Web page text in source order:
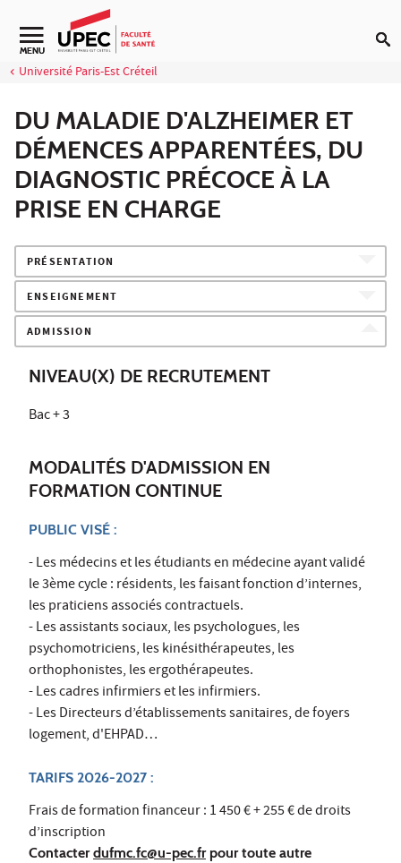
Aller au contenu
Navigation secondaire
MENU
Université Paris-Est Créteil
DU MALADIE D'ALZHEIMER ET
DÉMENCES APPARENTÉES, DU
DIAGNOSTIC PRÉCOCE À LA
PRISE EN CHARGE
PRÉSENTATION
ENSEIGNEMENT
ADMISSION
NIVEAU(X) DE RECRUTEMENT
Bac + 3
MODALITÉS D'ADMISSION EN
FORMATION CONTINUE
PUBLIC VISÉ :
- Les médecins et les étudiants en médecine ayant validé
le 3ème cycle : résidents, les faisant fonction d’internes,
les praticiens associés contractuels.
- Les assistants sociaux, les psychologues, les
psychomotriciens, les kinésithérapeutes, les
orthophonistes, les ergothérapeutes.
- Les cadres infirmiers et les infirmiers.
- Les Directeurs d’établissements sanitaires, de foyers
logement, d'EHPAD…
TARIFS 2026-2027 :
Frais de formation financeur : 1 450 € + 255 € de droits
d’inscription
Contacterdufmc.fc@u-pec.frpour toute autre